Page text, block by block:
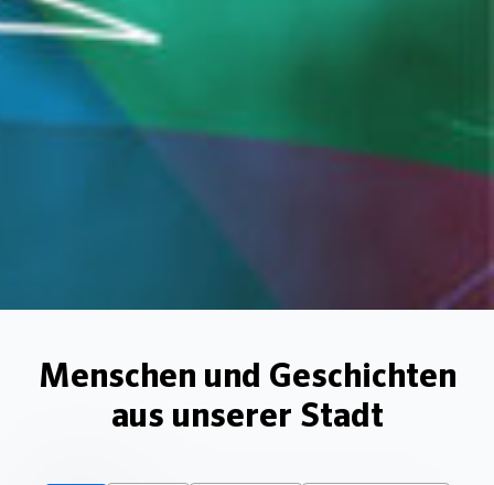
Menschen und Geschichten
aus unserer Stadt